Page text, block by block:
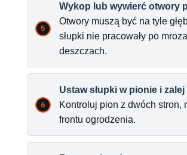
Wykop lub wywierć otwory
Otwory muszą być na tyle
słupki nie pracowały po
deszczach.
Ustaw słupki w pionie i
Kontroluj pion z dwóch stron,
frontu ogrodzenia.